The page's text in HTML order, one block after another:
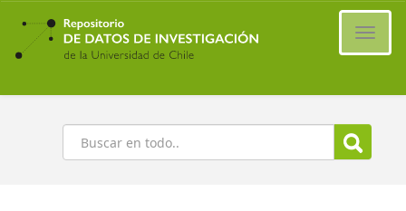
Ir
contenido
principal
Buscar